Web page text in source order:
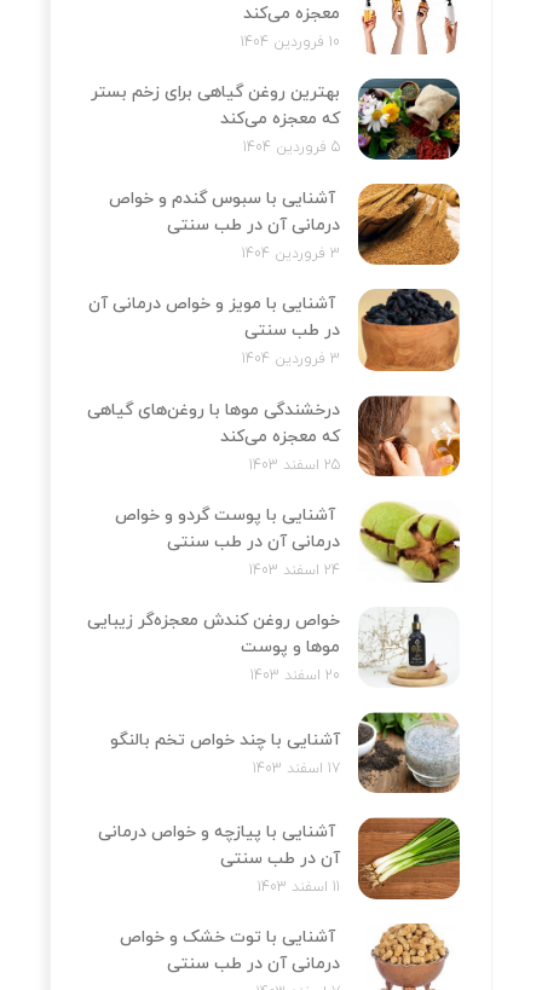
معجزه می‌کند
10 فروردین 1404
بهترین روغن گیاهی برای زخم بستر
که معجزه می‌کند
5 فروردین 1404
آشنایی با سبوس گندم و خواص
درمانی آن در طب سنتی
3 فروردین 1404
آشنایی با مویز و خواص درمانی آن
در طب سنتی
3 فروردین 1404
درخشندگی موها با روغن‌های گیاهی
که معجزه می‌کند
25 اسفند 1403
آشنایی با پوست گردو و خواص
درمانی آن در طب سنتی
24 اسفند 1403
خواص روغن کندش معجزه‌‌گر زیبایی
موها و پوست
20 اسفند 1403
آشنایی با چند خواص تخم بالنگو
17 اسفند 1403
آشنایی با پیازچه و خواص درمانی
آن در طب سنتی
11 اسفند 1403
آشنایی با توت خشک و خواص
درمانی آن در طب سنتی